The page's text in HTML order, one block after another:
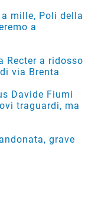
mille, Poli della
a
Recter a ridosso
via Brenta
Davide Fiumi
grave